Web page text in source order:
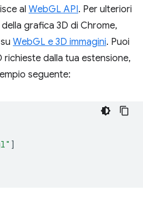
al WebGL API. Per ulteriori
grafica 3D di Chrome,
WebGL e 3D immagini. Puoi
richieste dalla tua estensione,
seguente:
]